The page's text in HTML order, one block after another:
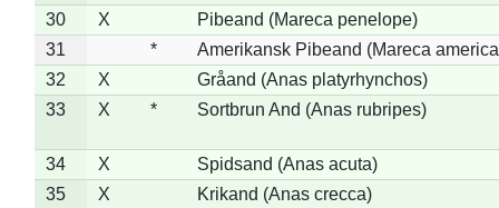
30
X
Pibeand (Mareca penelope)
31
*
Amerikansk Pibeand (Mareca
32
X
Gråand (Anas platyrhynchos)
33
X * Sortbrun And (Anas rubripes)
34 X
Spidsand (Anas acuta)
35
X
Krikand (Anas crecca)